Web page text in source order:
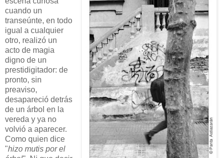
cuando un
transeúnte, en todo
igual a cualquier
otro, realizó un
acto de magia
digno de un
prestidigitador: de
pronto, sin
preaviso,
desapareció detrás
de un árbol en la
vereda y ya no
volvió a aparecer.
Como quien dice
"hizo mutis por el